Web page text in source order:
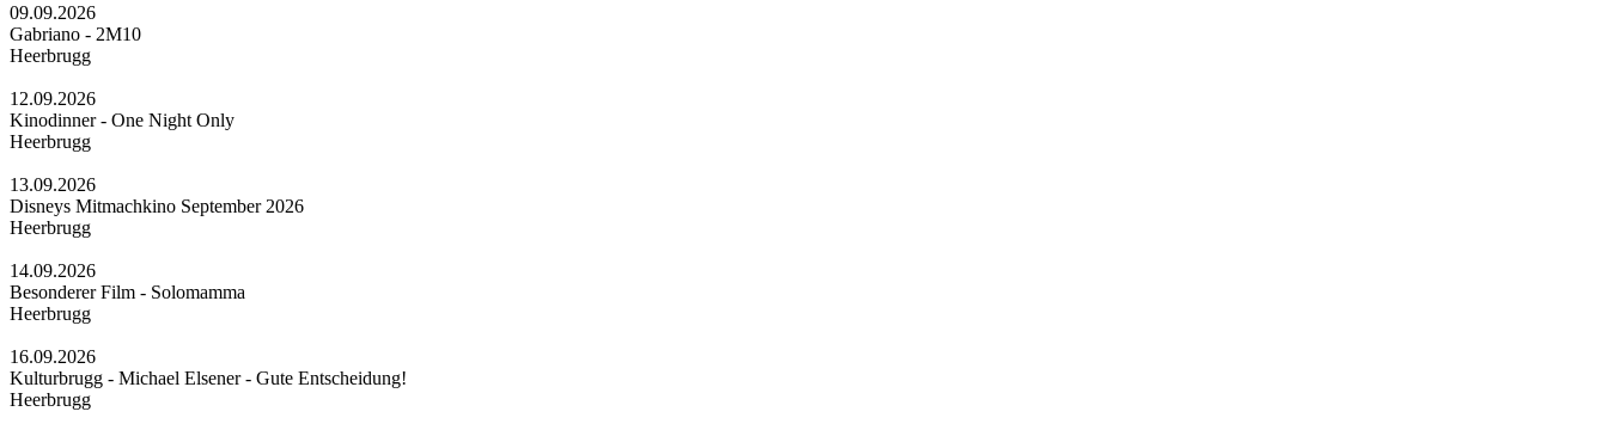
09.09.2026
Gabriano - 2M10
Heerbrugg
12.09.2026
Kinodinner - One Night Only
Heerbrugg
13.09.2026
Disneys Mitmachkino September 2026
Heerbrugg
14.09.2026
Besonderer Film - Solomamma
Heerbrugg
16.09.2026
Kulturbrugg - Michael Elsener - Gute Entscheidung!
Heerbrugg